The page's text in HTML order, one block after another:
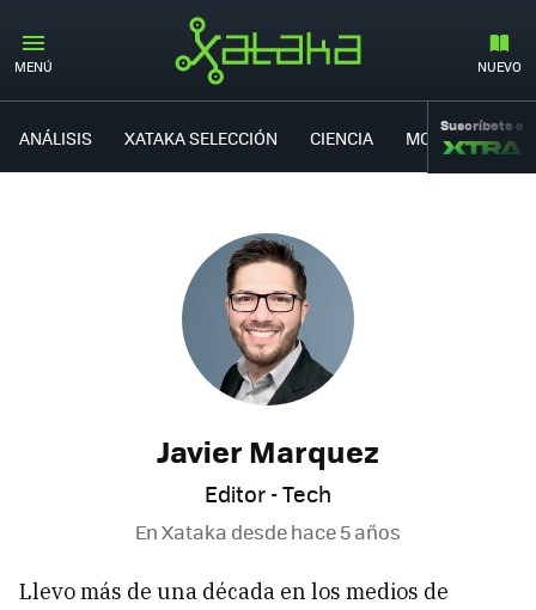
MENÚ NUEVO
ANÁLISIS XATAKA SELECCIÓN CIENCIA MOVILIDAD
Suscríbete a
Javier Marquez
Editor - Tech
En Xataka desdehace 5 años
Llevo más de una década en los medios de